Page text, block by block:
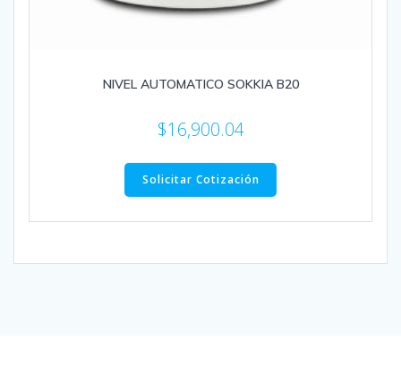
NIVEL AUTOMATICO SOKKIA B20
$16,900.04
Solicitar Cotización